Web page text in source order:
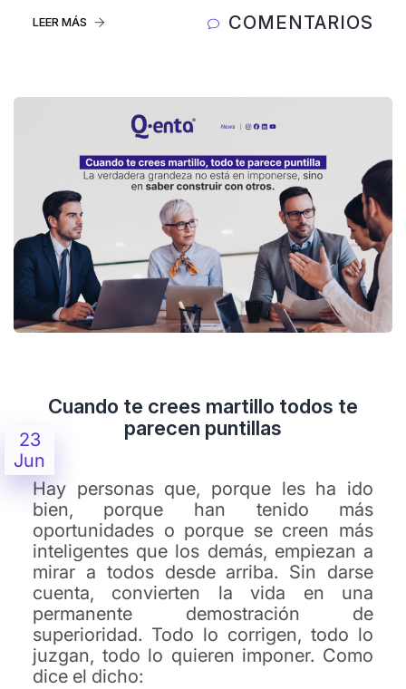
LEER MÁS COMENTARIOS
23
Jun
Cuando te crees martillo todos te
parecen puntillas
Hay personas que, porque les ha ido
bien, porque han tenido más
oportunidades o porque se creen más
inteligentes que los demás, empiezan a
mirar a todos desde arriba. Sin darse
cuenta, convierten la vida en una
permanente demostración de
superioridad. Todo lo corrigen, todo lo
juzgan, todo lo quieren imponer. Como
dice el dicho: